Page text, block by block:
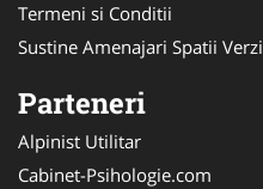
Termeni si Conditii
Sustine Amenajari Spatii Verzi
Parteneri
Alpinist Utilitar
Cabinet-Psihologie.com